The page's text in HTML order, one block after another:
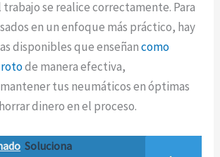
se realice correctamente. Para
en un enfoque más práctico, hay
disponibles que enseñancomo
rotode manera efectiva,
tus neumáticos en óptimas
dinero en el proceso.
Soluciona